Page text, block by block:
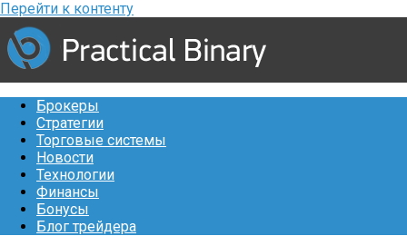
Перейти к контенту
Брокеры
Стратегии
Торговые системы
Новости
Технологии
Финансы
Бонусы
Блог трейдера